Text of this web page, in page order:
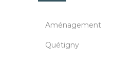
Aménagement
Quétigny